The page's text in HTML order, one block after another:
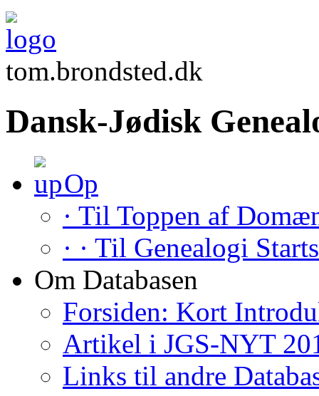
tom.brondsted.dk
Dansk-Jødisk
Op
· Til Toppen af
· · Til Genealogi
Om Databasen
Forsiden: Kort
Artikel i JGS-NYT
Links til andre